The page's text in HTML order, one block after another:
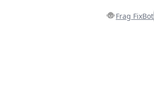
Frag FixBot